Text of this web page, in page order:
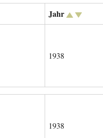
Jahr
1938
1938